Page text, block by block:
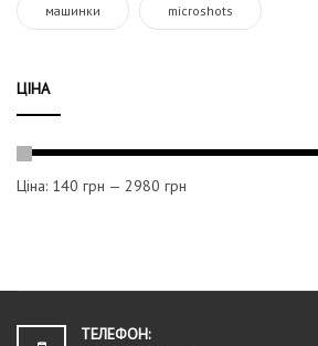
машинки microshots
ЦІНА
Ціна: 140 грн — 2980 грн
ТЕЛЕФОН: